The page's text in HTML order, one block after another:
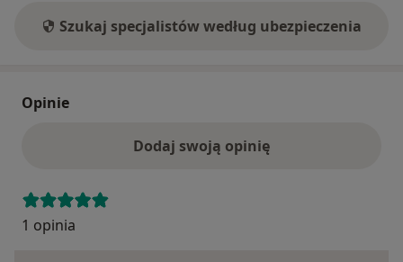
Szukaj specjalistów według ubezpieczenia
Opinie
Dodaj swoją opinię
1 opinia